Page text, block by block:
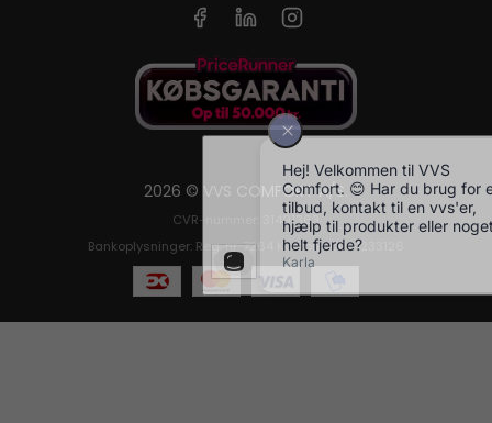
2026 © VVS COMFORT A/S.
CVR-nummer: 31491363
Bankoplysninger: Reg. nr. 7264 Kontonr. 0001233126